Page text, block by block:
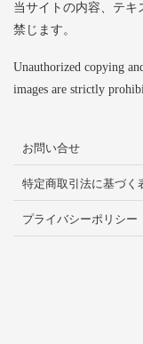
当サイトの内容、テキ
禁じます。
Unauthorized copying
images are strictly
お問い合せ
特定商取引法に基づく
プライバシーポリシー